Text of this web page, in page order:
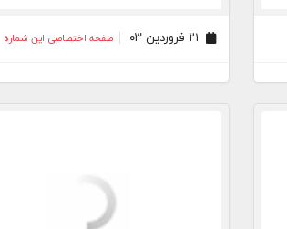
صفحه اختصاصی این شماره